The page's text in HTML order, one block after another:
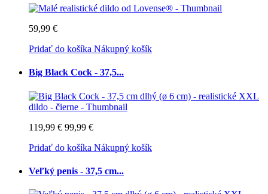
59,99 €
Pridať do košíka Nákupný košík
Big Black Cock - 37,5...
119,99 € 99,99 €
Pridať do košíka Nákupný košík
Veľký penis - 37,5 cm...